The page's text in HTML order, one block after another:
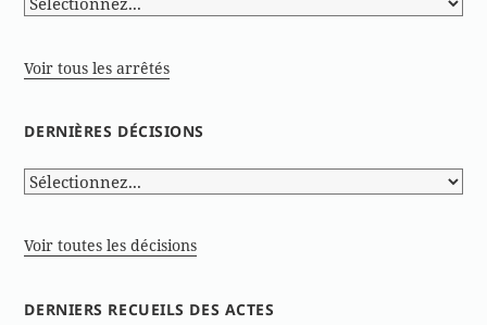
Voir tous les arrêtés
DERNIÈRES DÉCISIONS
Voir toutes les décisions
DERNIERS RECUEILS DES ACTES